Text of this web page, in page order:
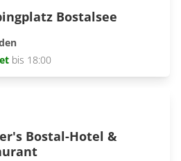
Bostalsee
bis 18:00
Bostal-Hotel &